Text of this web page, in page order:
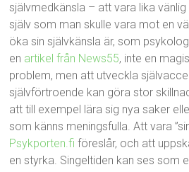
självmedkänsla – att vara lika
själv som man skulle vara mot en
öka sin självkänsla är, som
en artikel från News55, inte en
problem, men att utveckla
självförtroende kan göra stor
att till exempel lära sig nya saker
som känns meningsfulla. Att vara
Psykporten.fi föreslår, och att
en styrka. Singeltiden kan ses som